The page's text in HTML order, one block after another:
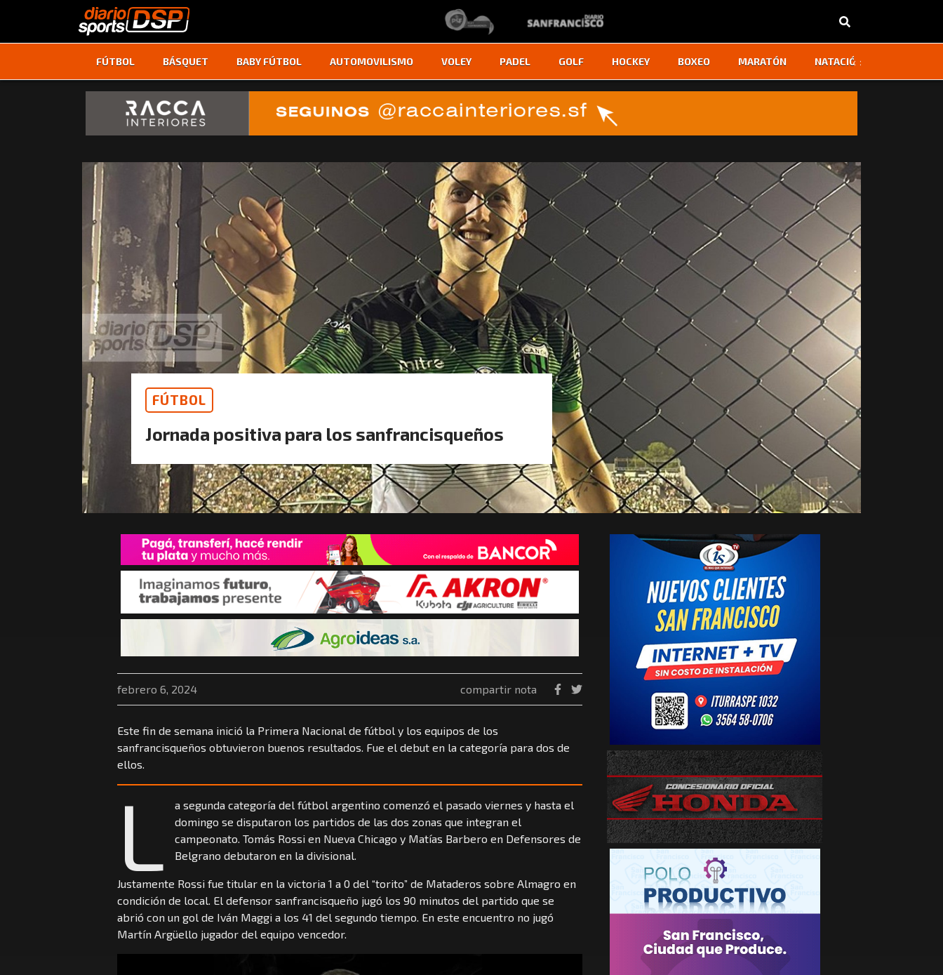
FÚTBOL BÁSQUET BABY FÚTBOL AUTOMOVILISMO VOLEY PADEL GOLF HOCKEY BOXEO MARATÓN NATACIÓN
‹ ›
FÚTBOL
Jornada positiva para los sanfrancisqueños
febrero 6, 2024 compartir nota
Este fin de semana inició la Primera Nacional de fútbol y los equipos de los
sanfrancisqueños obtuvieron buenos resultados. Fue el debut en la categoría para dos de
ellos.
L
a segunda categoría del fútbol argentino comenzó el pasado viernes y hasta el
domingo se disputaron los partidos de las dos zonas que integran el
campeonato. Tomás Rossi en Nueva Chicago y Matías Barbero en Defensores de
Belgrano debutaron en la divisional.
Justamente Rossi fue titular en la victoria 1 a 0 del “torito” de Mataderos sobre Almagro en
condición de local. El defensor sanfrancisqueño jugó los 90 minutos del partido que se
abrió con un gol de Iván Maggi a los 41 del segundo tiempo. En este encuentro no jugó
Martín Argüello jugador del equipo vencedor.